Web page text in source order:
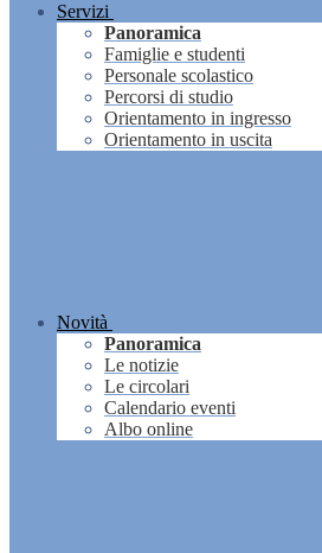
Servizi
Panoramica
Famiglie e studenti
Personale scolastico
Percorsi di studio
Orientamento in ingresso
Orientamento in uscita
Novità
Panoramica
Le notizie
Le circolari
Calendario eventi
Albo online